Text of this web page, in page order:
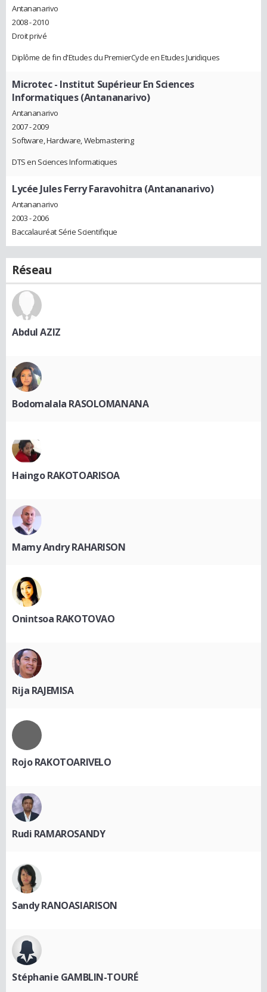
Antananarivo
2008 - 2010
Droit privé
Diplôme de fin d'Etudes du PremierCycle en Etudes Juridiques
Microtec - Institut Supérieur En Sciences
Informatiques (Antananarivo)
Antananarivo
2007 - 2009
Software, Hardware, Webmastering
DTS en Sciences Informatiques
Lycée Jules Ferry Faravohitra (Antananarivo)
Antananarivo
2003 - 2006
Baccalauréat Série Scientifique
Réseau
Abdul AZIZ
Bodomalala RASOLOMANANA
Haingo RAKOTOARISOA
Mamy Andry RAHARISON
Onintsoa RAKOTOVAO
Rija RAJEMISA
Rojo RAKOTOARIVELO
Rudi RAMAROSANDY
Sandy RANOASIARISON
Stéphanie GAMBLIN-TOURÉ